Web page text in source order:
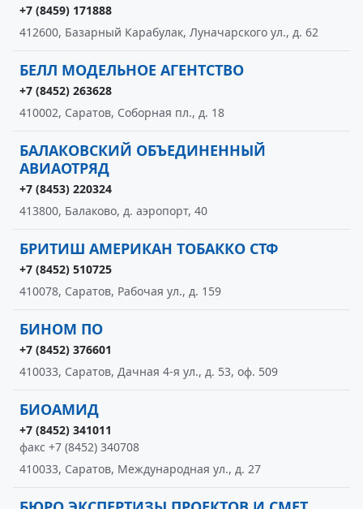
+7 (8459) 171888
412600, Базарный Карабулак, Луначарского ул., д. 62
БЕЛЛ МОДЕЛЬНОЕ АГЕНТСТВО
+7 (8452) 263628
410002, Саратов, Соборная пл., д. 18
БАЛАКОВСКИЙ ОБЪЕДИНЕННЫЙ
АВИАОТРЯД
+7 (8453) 220324
413800, Балаково, д. аэропорт, 40
БРИТИШ АМЕРИКАН ТОБАККО СТФ
+7 (8452) 510725
410078, Саратов, Рабочая ул., д. 159
БИНОМ ПО
+7 (8452) 376601
410033, Саратов, Дачная 4-я ул., д. 53, оф. 509
БИОАМИД
+7 (8452) 341011
факс +7 (8452) 340708
410033, Саратов, Международная ул., д. 27